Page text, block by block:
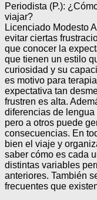
Periodista (P.):
viajar?
Licenciado Modesto
evitar ciertas
que conocer la
que tienen un estilo
curiosidad y su
es motivo para
expectativa tan
frustren es alta.
diferencias de
pero a otros puede
consecuencias. En
bien el viaje y
saber cómo es cada
distintas variables
anteriores. También
frecuentes que